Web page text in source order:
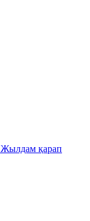
Жылдам қарап